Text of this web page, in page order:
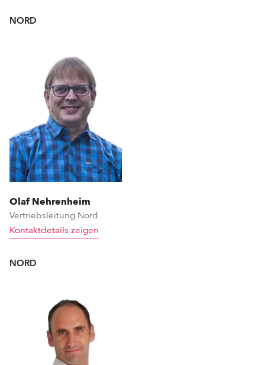
NORD
Olaf Nehrenheim
Vertriebsleitung Nord
Kontaktdetails zeigen
NORD